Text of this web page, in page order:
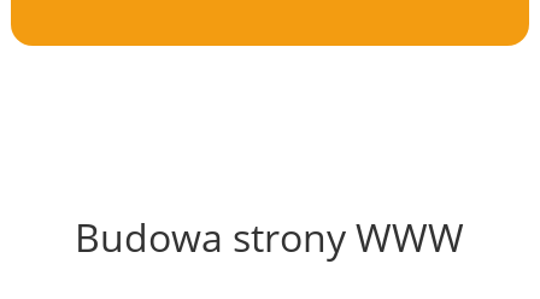
Budowa strony WWW